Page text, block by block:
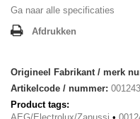
Ga naar alle specificaties
Afdrukken
Origineel Fabrikant / merk
Artikelcode / nummer:
Product tags: